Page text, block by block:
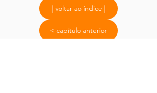
| voltar ao índice |
< capítulo anterior